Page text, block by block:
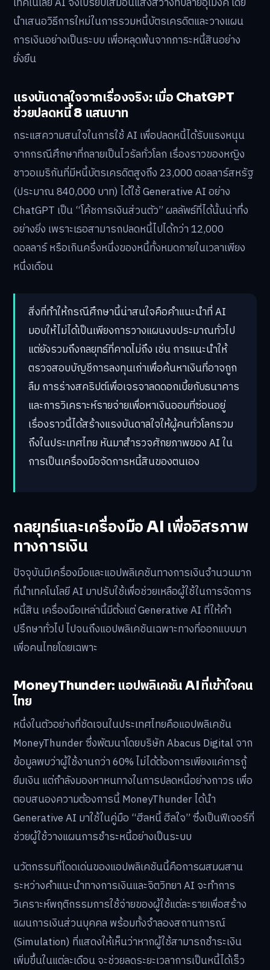
นำเสนอวิธีการใหม่ในการรวมหนี้บัตรเครดิตและวางแผน
การเงินอย่างเป็นระบบ เพื่อหลุดพ้นจากภาระหนี้สินอย่าง
ยั่งยืน
แรงบันดาลใจจากเรื่องจริง: เมื่อ ChatGPT
ช่วยปลดหนี้ 8 แสนบาท
กระแสความสนใจในการใช้ AI เพื่อปลดหนี้ได้รับแรงหนุน
จากกรณีศึกษาที่กลายเป็นไวรัลทั่วโลก เรื่องราวของหญิง
ชาวอเมริกันที่มีหนี้บัตรเครดิตสูงถึง 23,000 ดอลลาร์สหรัฐ
(ประมาณ 840,000 บาท) ได้ใช้ Generative AI อย่าง
ChatGPT เป็น “โค้ชการเงินส่วนตัว” ผลลัพธ์ที่ได้นั้นน่าทึ่ง
อย่างยิ่ง เพราะเธอสามารถปลดหนี้ไปได้กว่า 12,000
ดอลลาร์ หรือเกินครึ่งหนึ่งของหนี้ทั้งหมดภายในเวลาเพียง
หนึ่งเดือน
สิ่งที่ทำให้กรณีศึกษานี้น่าสนใจคือคำแนะนำที่ AI
มอบให้ไม่ได้เป็นเพียงการวางแผนงบประมาณทั่วไป
แต่ยังรวมถึงกลยุทธ์ที่คาดไม่ถึง เช่น การแนะนำให้
ตรวจสอบบัญชีการลงทุนเก่าเพื่อค้นหาเงินที่อาจถูก
ลืม การร่างสคริปต์เพื่อเจรจาลดดอกเบี้ยกับธนาคาร
และการวิเคราะห์รายจ่ายเพื่อหาเงินออมที่ซ่อนอยู่
เรื่องราวนี้ได้สร้างแรงบันดาลใจให้ผู้คนทั่วโลกรวม
ถึงในประเทศไทย หันมาสำรวจศักยภาพของ AI ใน
การเป็นเครื่องมือจัดการหนี้สินของตนเอง
กลยุทธ์และเครื่องมือ AI เพื่ออิสรภาพ
ทางการเงิน
ปัจจุบันมีเครื่องมือและแอปพลิเคชันทางการเงินจำนวนมาก
ที่นำเทคโนโลยี AI มาปรับใช้เพื่อช่วยเหลือผู้ใช้ในการจัดการ
หนี้สิน เครื่องมือเหล่านี้มีตั้งแต่ Generative AI ที่ให้คำ
ปรึกษาทั่วไป ไปจนถึงแอปพลิเคชันเฉพาะทางที่ออกแบบมา
เพื่อคนไทยโดยเฉพาะ
MoneyThunder: แอปพลิเคชัน AI ที่เข้าใจคน
ไทย
หนึ่งในตัวอย่างที่ชัดเจนในประเทศไทยคือแอปพลิเคชัน
MoneyThunder ซึ่งพัฒนาโดยบริษัท Abacus Digital จาก
ข้อมูลพบว่าผู้ใช้งานกว่า 60% ไม่ได้ต้องการเพียงแค่การกู้
ยืมเงิน แต่กำลังมองหาหนทางในการปลดหนี้อย่างถาวร เพื่อ
ตอบสนองความต้องการนี้ MoneyThunder ได้นำ
Generative AI มาใช้ในคู่มือ “ฮีลหนี้ ฮีลใจ” ซึ่งเป็นฟีเจอร์ที่
ช่วยผู้ใช้วางแผนการชำระหนี้อย่างเป็นระบบ
นวัตกรรมที่โดดเด่นของแอปพลิเคชันนี้คือการผสมผสาน
ระหว่างคำแนะนำทางการเงินและจิตวิทยา AI จะทำการ
วิเคราะห์พฤติกรรมการใช้จ่ายของผู้ใช้แต่ละรายเพื่อสร้าง
แผนการเงินส่วนบุคคล พร้อมทั้งจำลองสถานการณ์
(Simulation) ที่แสดงให้เห็นว่าหากผู้ใช้สามารถชำระเงิน
เพิ่มขึ้นในแต่ละเดือน จะช่วยลดระยะเวลาการเป็นหนี้ได้เร็ว